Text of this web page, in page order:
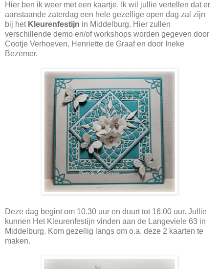
Hier ben ik weer met een kaartje. Ik wil jullie vertellen dat er
aanstaande zaterdag een hele gezellige open dag zal zijn
bij het Kleurenfestijn in Middelburg. Hier zullen
verschillende demo en/of workshops worden gegeven door
Cootje Verhoeven, Henriette de Graaf en door Ineke
Bezemer.
Deze dag begint om 10.30 uur en duurt tot 16.00 uur. Jullie
kunnen Het Kleurenfestijn vinden aan de Langeviele 63 in
Middelburg. Kom gezellig langs om o.a. deze 2 kaarten te
maken.